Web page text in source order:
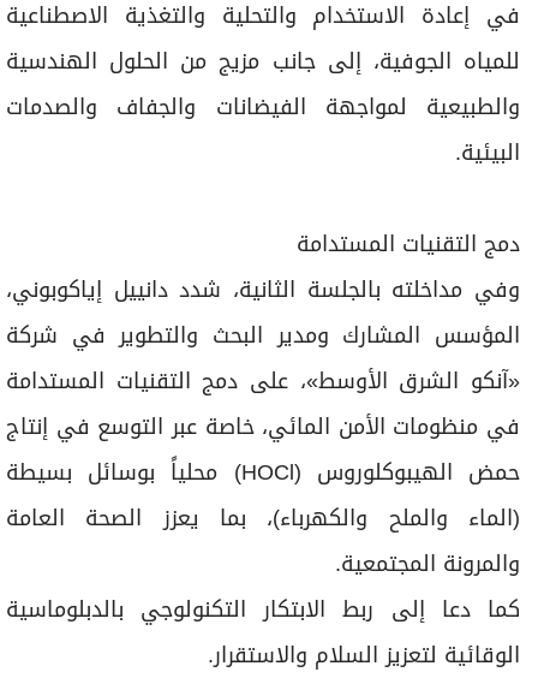
في إعادة الاستخدام والتحلية والتغذية الاصطناعية
للمياه الجوفية، إلى جانب مزيج من الحلول الهندسية
والطبيعية لمواجهة الفيضانات والجفاف والصدمات
البيئية.
دمج التقنيات المستدامة
وفي مداخلته بالجلسة الثانية، شدد دانييل إياكوبوني،
المؤسس المشارك ومدير البحث والتطوير في شركة
«آنكو الشرق الأوسط»، على دمج التقنيات المستدامة
في منظومات الأمن المائي، خاصة عبر التوسع في إنتاج
حمض الهيبوكلوروس (HOCl) محلياً بوسائل بسيطة
(الماء والملح والكهرباء)، بما يعزز الصحة العامة
والمرونة المجتمعية.
كما دعا إلى ربط الابتكار التكنولوجي بالدبلوماسية
الوقائية لتعزيز السلام والاستقرار.